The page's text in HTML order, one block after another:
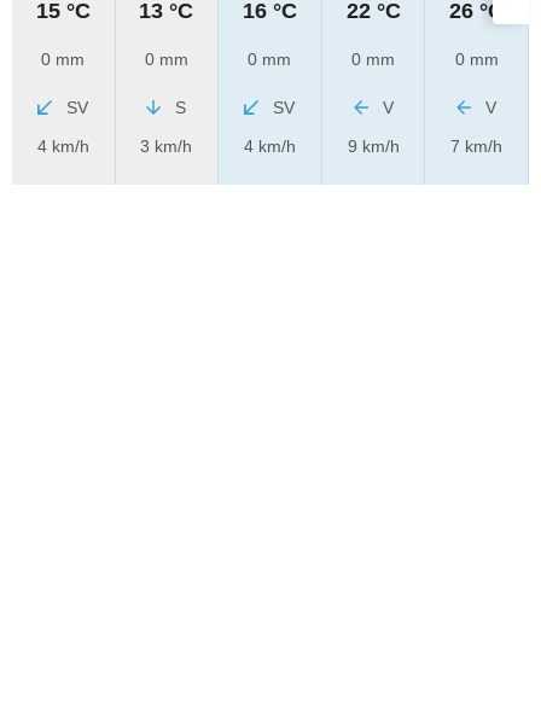
15 °C
0 mm
SV
4 km/h
13 °C
0 mm
S
3 km/h
16 °C
0 mm
SV
4 km/h
22 °C
0 mm
V
9 km/h
26 °C
0 mm
V
7 km/h